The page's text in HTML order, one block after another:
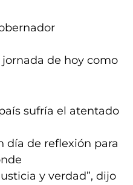
jornada de hoy como
sufría el atentado
día de reflexión para
y verdad”, dijo